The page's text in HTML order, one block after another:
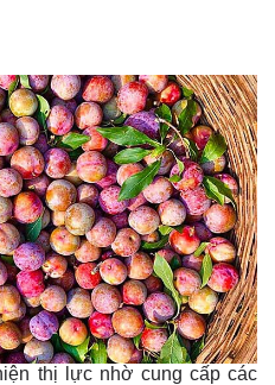
thị lực nhờ cung cấp các